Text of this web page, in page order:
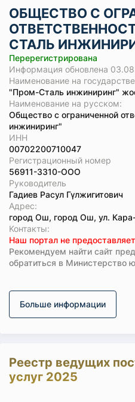
ОБЩЕСТВО С
СТАЛЬ
Перерегистрирована
Информация обновлена
Наименование на
"Пром-Сталь инжиниринг"
Наименование на русском:
Общество с ограниченной
инжиниринг"
ИНН
00702200710047
Регистрационный номер
56911-3310-ООО
Руководитель
Гадиев Расул Гүлжигитович
Адрес:
город Ош, город Ош, ул.
Koнтaкты:
Наш портал не
Рекомендуем найти сайт
обратиться в Министерство
Больше информации
Реестр ведущих
услуг 2025